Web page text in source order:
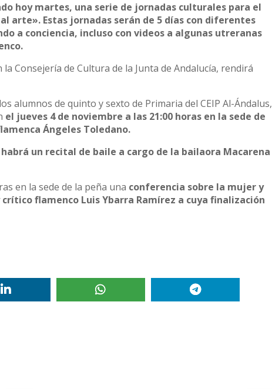
hoy martes, una serie de jornadas culturales para el
arte». Estas jornadas serán de 5 días con diferentes
a conciencia, incluso con videos a algunas utreranas
Consejería de Cultura de la Junta de Andalucía, rendirá
alumnos de quinto y sexto de Primaria del CEIP Al-Ándalus,
el jueves 4 de noviembre a las 21:00 horas en la sede de
Ángeles Toledano.
habrá un recital de baile a cargo de la bailaora Macarena
en la sede de la peña una conferencia sobre la mujer y
flamenco Luis Ybarra Ramírez a cuya finalización